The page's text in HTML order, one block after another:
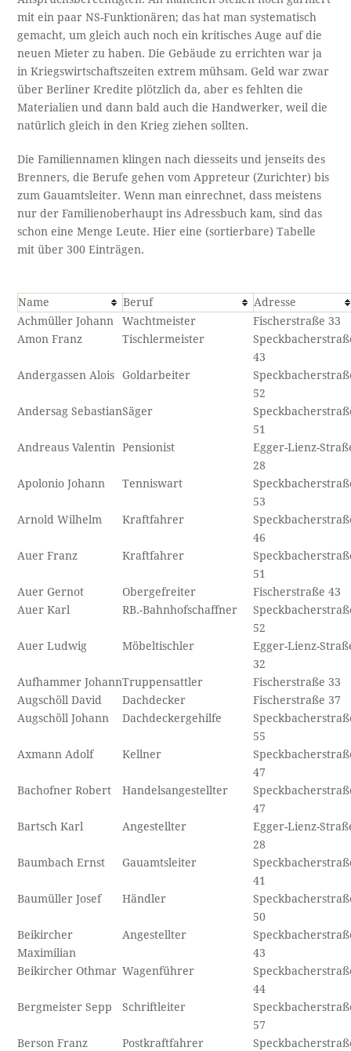
mit ein paar NS-Funktionären; das hat man systematisch
gemacht, um gleich auch noch ein kritisches Auge auf die
neuen Mieter zu haben. Die Gebäude zu errichten war ja
in Kriegswirtschaftszeiten extrem mühsam. Geld war zwar
über Berliner Kredite plötzlich da, aber es fehlten die
Materialien und dann bald auch die Handwerker, weil die
natürlich gleich in den Krieg ziehen sollten.
Die Familiennamen klingen nach diesseits und jenseits des
Brenners, die Berufe gehen vom Appreteur (Zurichter) bis
zum Gauamtsleiter. Wenn man einrechnet, dass meistens
nur der Familienoberhaupt ins Adressbuch kam, sind das
schon eine Menge Leute. Hier eine (sortierbare) Tabelle
mit über 300 Einträgen.
Name Beruf
Adresse
Achmüller Johann
Wachtmeister
Fischerstraße 33
Amon Franz
Tischlermeister
43
Andergassen Alois
Goldarbeiter
52
Andersag SebastianSäger
51
Andreaus Valentin
Pensionist
Egger-Lienz-
28
Apolonio Johann
Tenniswart
53
Arnold Wilhelm
Kraftfahrer
46
Auer Franz
Kraftfahrer
51
Auer Gernot
Obergefreiter
Fischerstraße 43
Auer Karl
RB.-Bahnhofschaffner
52
Auer Ludwig
Möbeltischler
Egger-Lienz-
32
Aufhammer JohannTruppensattler
Fischerstraße 33
Augschöll David
Dachdecker
Fischerstraße 37
Augschöll Johann
Dachdeckergehilfe
55
Axmann Adolf
Kellner
47
Bachofner Robert
Handelsangestellter
47
Bartsch Karl
Angestellter
Egger-Lienz-
28
Baumbach Ernst
Gauamtsleiter
41
Baumüller Josef
Händler
50
Beikircher
Maximilian
Angestellter
43
Beikircher Othmar Wagenführer
44
Bergmeister Sepp
Schriftleiter
57
Berson Franz
Postkraftfahrer